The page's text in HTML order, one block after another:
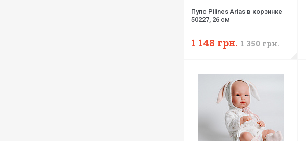
Пупс Pilines Arias в корзинке
50227, 26 см
1 148 грн. 1 350грн.